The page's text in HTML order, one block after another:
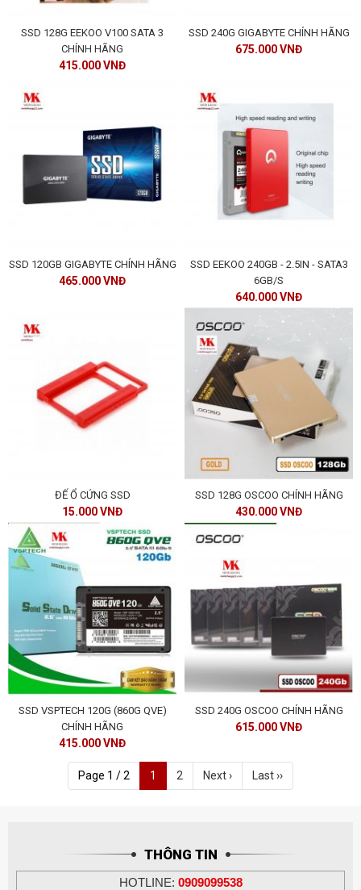
SSD 128G EEKOO V100 SATA 3
CHÍNH HÃNG
415.000 VNĐ
SSD 240G GIGABYTE CHÍNH HÃNG
675.000 VNĐ
SSD 120GB GIGABYTE CHÍNH HÃNG
465.000 VNĐ
SSD EEKOO 240GB - 2.5IN - SATA3
6GB/S
640.000 VNĐ
ĐẾ Ổ CỨNG SSD
15.000 VNĐ
SSD 128G OSCOO CHÍNH HÃNG
430.000 VNĐ
SSD VSPTECH 120G (860G QVE)
CHÍNH HÃNG
415.000 VNĐ
SSD 240G OSCOO CHÍNH HÃNG
615.000 VNĐ
Page 1 / 2 1 2 Next › Last ››
THÔNG TIN
HOTLINE: 0909099538